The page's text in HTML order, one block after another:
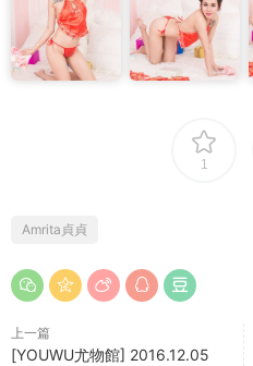
1
Amrita貞貞
上一篇
[YOUWU尤物館] 2016.12.05